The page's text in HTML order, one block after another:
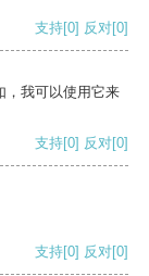
支持[0] 反对[0]
，我可以使用它来
支持[0] 反对[0]
支持[0] 反对[0]